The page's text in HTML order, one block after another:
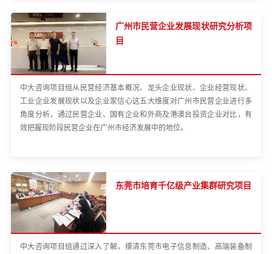
广州市民营企业发展现状研究分析项
目
中大咨询项目组从民营经济基本概况、龙头企业现状、企业经营现状、
工业企业发展现状以及企业家信心这五大维度对广州市民营企业进行多
角度分析，通过民营企业、国有企业和外商及港澳台投资企业对比，有
效把握现阶段民营企业在广州市经济发展中的地位。
东莞市培育千亿级产业集群研究项目
中大咨询项目组通过深入了解，摸清东莞市电子信息制造、高端装备制